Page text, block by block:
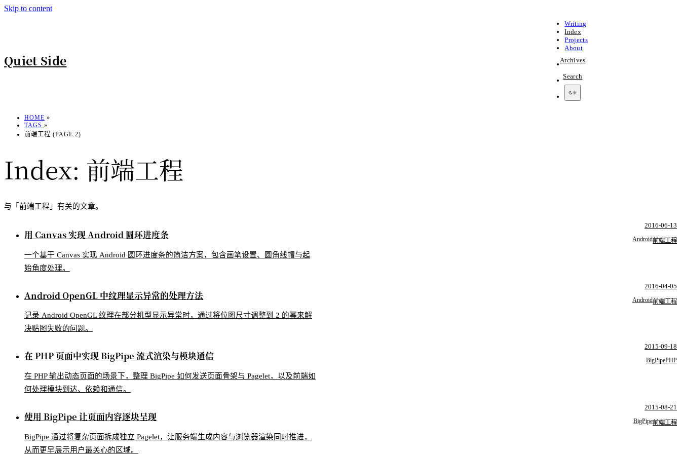
Skip to content
Quiet Side
Writing
Index
Projects
About
Archives
Search
HOME »
TAGS »
前端工程 (PAGE 2)
Index: 前端工程
与「前端工程」有关的文章。
用 Canvas 实现 Android 圆环进度条
一个基于 Canvas 实现 Android 圆环进度条的简洁方案，包含画笔设置、圆角线帽与起
始角度处理。
2016-06-13
Android前端工程
Android OpenGL 中纹理显示异常的处理方法
记录 Android OpenGL 纹理在部分机型显示异常时，通过将位图尺寸调整到 2 的幂来解
决贴图失败的问题。
2016-04-05
Android前端工程
在 PHP 页面中实现 BigPipe 流式渲染与模块通信
在 PHP 输出动态页面的场景下，整理 BigPipe 如何发送页面骨架与 Pagelet，以及前端如
何处理模块到达、依赖和通信。
2015-09-18
BigPipePHP
使用 BigPipe 让页面内容逐块呈现
BigPipe 通过将复杂页面拆成独立 Pagelet，让服务端生成内容与浏览器渲染同时推进，
从而更早展示用户最关心的区域。
2015-08-21
BigPipe前端工程